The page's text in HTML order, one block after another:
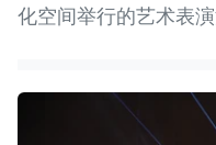
化空间举行的艺术表演